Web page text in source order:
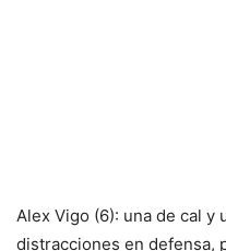
Alex Vigo (6): una de cal y
distracciones en defensa,